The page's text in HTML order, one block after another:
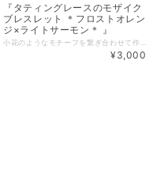
『タティングレースのモザイク
ブレスレット ＊フロストオレン
ジ×ライトサーモン＊ 』
¥3,000